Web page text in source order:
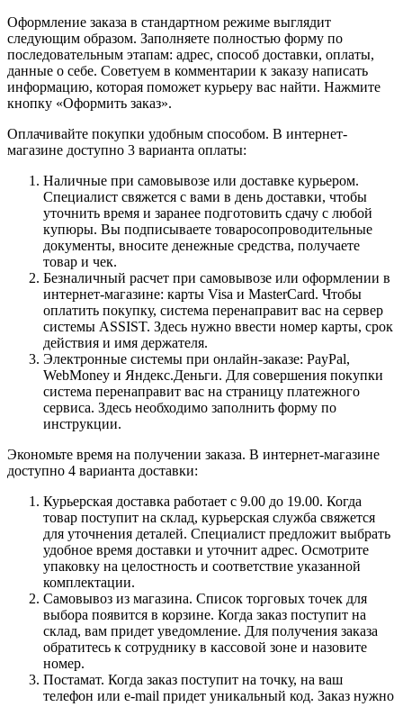
Оформление заказа в стандартном режиме выглядит
следующим образом. Заполняете полностью форму по
последовательным этапам: адрес, способ доставки, оплаты,
данные о себе. Советуем в комментарии к заказу написать
информацию, которая поможет курьеру вас найти. Нажмите
кнопку «Оформить заказ».
Оплачивайте покупки удобным способом. В интернет-
магазине доступно 3 варианта оплаты:
Наличные при самовывозе или доставке курьером.
Специалист свяжется с вами в день доставки, чтобы
уточнить время и заранее подготовить сдачу с любой
купюры. Вы подписываете товаросопроводительные
документы, вносите денежные средства, получаете
товар и чек.
Безналичный расчет при самовывозе или оформлении в
интернет-магазине: карты Visa и MasterCard. Чтобы
оплатить покупку, система перенаправит вас на сервер
системы ASSIST. Здесь нужно ввести номер карты, срок
действия и имя держателя.
Электронные системы при онлайн-заказе: PayPal,
WebMoney и Яндекс.Деньги. Для совершения покупки
система перенаправит вас на страницу платежного
сервиса. Здесь необходимо заполнить форму по
инструкции.
Экономьте время на получении заказа. В интернет-магазине
доступно 4 варианта доставки:
Курьерская доставка работает с 9.00 до 19.00. Когда
товар поступит на склад, курьерская служба свяжется
для уточнения деталей. Специалист предложит выбрать
удобное время доставки и уточнит адрес. Осмотрите
упаковку на целостность и соответствие указанной
комплектации.
Самовывоз из магазина. Список торговых точек для
выбора появится в корзине. Когда заказ поступит на
склад, вам придет уведомление. Для получения заказа
обратитесь к сотруднику в кассовой зоне и назовите
номер.
Постамат. Когда заказ поступит на точку, на ваш
телефон или e-mail придет уникальный код. Заказ нужно